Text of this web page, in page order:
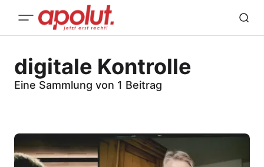
digitale Kontrolle
Eine Sammlung von 1 Beitrag